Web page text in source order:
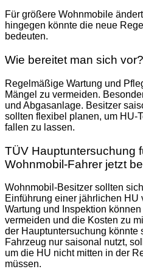
Für größere Wohnmobile
hingegen könnte die neue
bedeuten.
Wie bereitet man sich vor?
Regelmäßige Wartung und
Mängel zu vermeiden.
und Abgasanlage. Besitzer
sollten flexibel planen, um HU-
fallen zu lassen.
TÜV Hauptuntersuchung
Wohnmobil-Fahrer jetzt
Wohnmobil-Besitzer sollten
Einführung einer jährlichen
Wartung und Inspektion
vermeiden und die Kosten zu
der Hauptuntersuchung könnte
Fahrzeug nur saisonal nutzt,
um die HU nicht mitten in der
müssen.